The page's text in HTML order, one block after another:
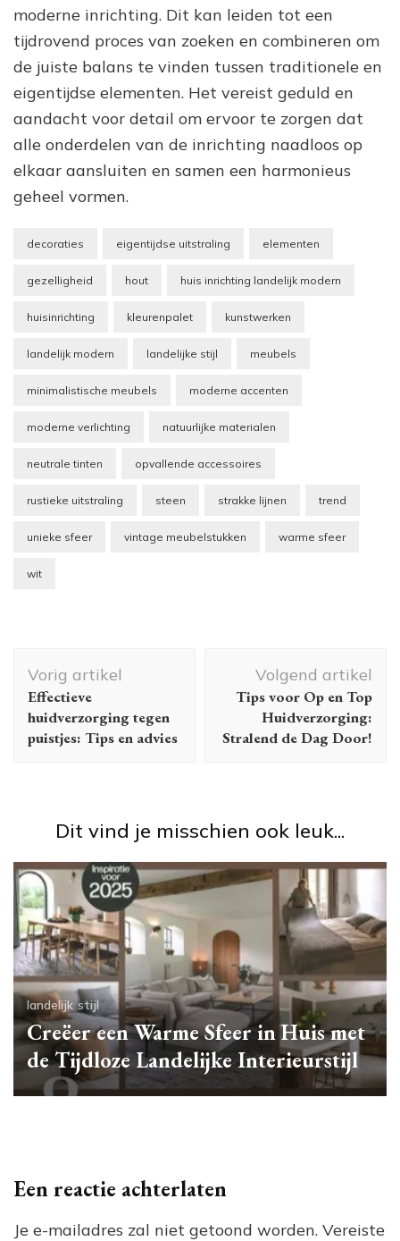
moderne inrichting. Dit kan leiden tot een
tijdrovend proces van zoeken en combineren om
de juiste balans te vinden tussen traditionele en
eigentijdse elementen. Het vereist geduld en
aandacht voor detail om ervoor te zorgen dat
alle onderdelen van de inrichting naadloos op
elkaar aansluiten en samen een harmonieus
geheel vormen.
decoraties eigentijdse uitstraling elementen
gezelligheid hout huis inrichting landelijk modern
huisinrichting kleurenpalet kunstwerken
landelijk modern landelijke stijl meubels
minimalistische meubels moderne accenten
moderne verlichting natuurlijke materialen
neutrale tinten opvallende accessoires
rustieke uitstraling steen strakke lijnen trend
unieke sfeer vintage meubelstukken warme sfeer
wit
Vorig artikel
Effectieve
huidverzorging tegen
puistjes: Tips en advies
Volgend artikel
Tips voor Op en Top
Huidverzorging:
Stralend de Dag Door!
Dit vind je misschien ook leuk...
landelijk stijl
Creëer een Warme Sfeer in Huis met
de Tijdloze Landelijke Interieurstijl
Een reactie achterlaten
Je e-mailadres zal niet getoond worden. Vereiste